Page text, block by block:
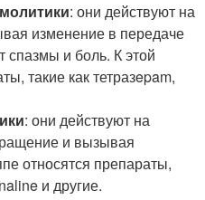
: они действуют на
изменение в передаче
спазмы и боль. К этой
такие как тетразepam,
: они действуют на
и вызывая
относятся препараты,
и другие.